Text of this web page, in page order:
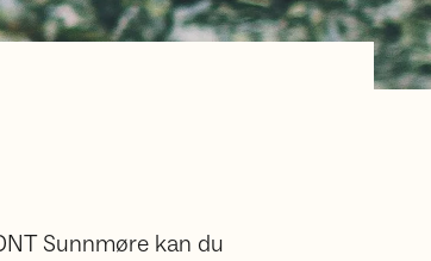
Sunnmøre kan du